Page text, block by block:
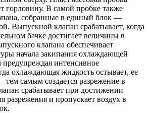
горловину. В самой пробке также
собранные в единый блок —
Выпускной клапан срабатывает, когда
бачке достигает величины в
клапана обеспечивает
начала закипания охлаждающей
интенсивное
охлаждающая жидкость остывает, ее
самым создается разрежение в
срабатывает при достижении
разрежения и пропускает воздух в